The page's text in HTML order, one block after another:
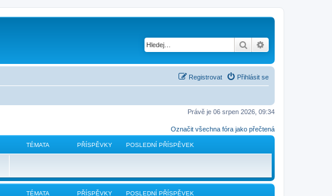
Hledat
Přihlásit se
Registrovat
Právě je 06 srpen 2026, 09:34
Označit všechna fóra jako přečtená
TÉMATA PŘÍSPĚVKY POSLEDNÍ PŘÍSPĚVEK
TÉMATA PŘÍSPĚVKY POSLEDNÍ PŘÍSPĚVEK